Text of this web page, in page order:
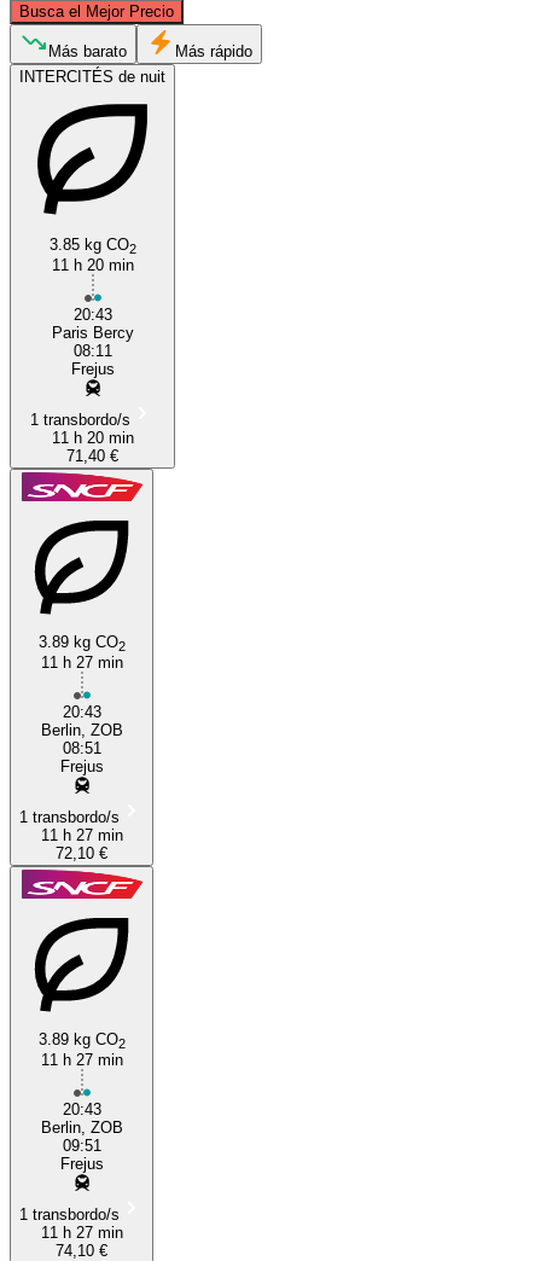
Busca el Mejor Precio
Paris
Más barato
Más rápido
INTERCITÉS de nuit
3.85 kg CO2
11 h 20 min
20:43
Paris Bercy
08:11
Frejus
1 transbordo/s
11 h 20 min
71,40 €
3.89 kg CO2
11 h 27 min
20:43
Berlin, ZOB
08:51
Frejus
1 transbordo/s
11 h 27 min
72,10 €
3.89 kg CO2
11 h 27 min
20:43
Berlin, ZOB
09:51
Frejus
1 transbordo/s
11 h 27 min
74,10 €